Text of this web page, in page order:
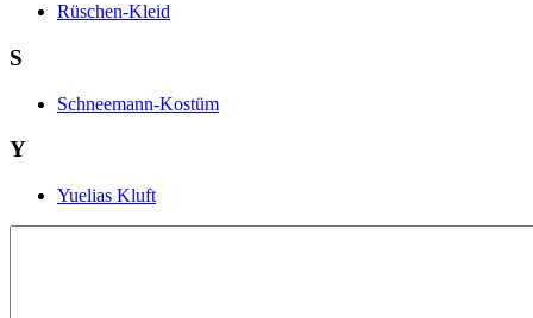
Rüschen-Kleid
S
Schneemann-Kostüm
Y
Yuelias Kluft